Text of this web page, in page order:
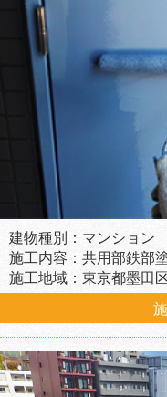
建物種別：マンション
施工内容：共用部鉄部
施工地域：東京都墨田